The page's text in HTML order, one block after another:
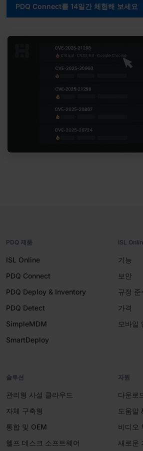
PDQ Connect를 14일간 체험해 보세요
PDQ 제품
ISL Online
PDQ Connect
PDQ Deploy & Inventory
PDQ Detect
SimpleMDM
SmartDeploy
ISL
기능
보안
규정 준
가격
모바일
솔루션
관리형 사설 클라우드
자체 구축형
통합 및 OEM
헬프 데스크 소프트웨어
자원
다운로
도움말
비디오
새로운